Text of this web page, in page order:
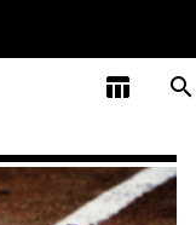
table_chart search